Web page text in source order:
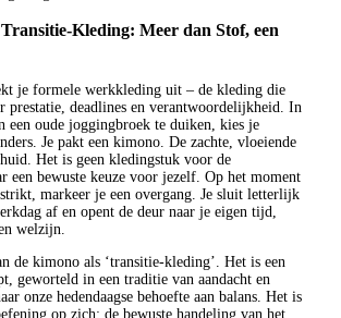
Kleding: Meer dan Stof, een
je formele werkkleding uit – de kleding die
prestatie, deadlines en verantwoordelijkheid. In
een oude joggingbroek te duiken, kies je
Je pakt een kimono. De zachte, vloeiende
Het is geen kledingstuk voor de
een bewuste keuze voor jezelf. Op het moment
markeer je een overgang. Je sluit letterlijk
af en opent de deur naar je eigen tijd,
welzijn.
de kimono als ‘transitie-kleding’. Het is een
geworteld in een traditie van aandacht en
onze hedendaagse behoefte aan balans. Het is
op zich: de bewuste handeling van het